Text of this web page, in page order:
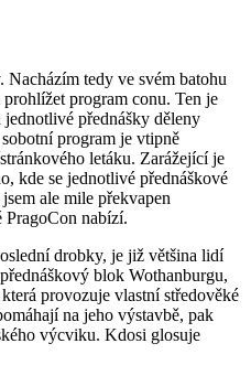
Nacházím tedy ve svém batohu
program conu. Ten je
přednášky děleny
program je vtipně
letáku. Zarážející je
kde se jednotlivé přednáškové
ale mile překvapen
PragoCon nabízí.
drobky, je již většina lidí
blok Wothanburgu,
provozuje vlastní středověké
na jeho výstavbě, pak
výcviku. Kdosi glosuje